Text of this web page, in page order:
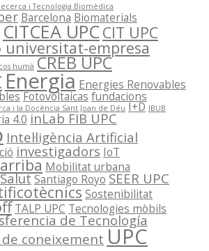
i Tecnologia Biomèdica
Barcelona Biomaterials
CITCEA UPCCIT UPC
universitat-empresa
cos humà CREB UPC
Energia Energies Renovables
Fotovoltaicas fundacions
i la Docència Sant Joan de Déu I+D IBUB
4.0 inLab FIB UPC
Intel·ligència Artificial
investigadors IoT
Mobilitat urbana
SalutSantiago Royo SEER UPC
Sostenibilitat
TALP UPC Tecnologies mòbils
de Tecnología
coneixement UPC